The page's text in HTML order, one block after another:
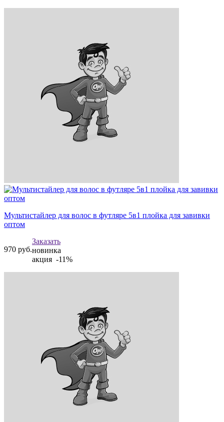
Мультистайлер для волос в футляре 5в1 плойка для завивки
оптом
970 руб.
Заказать
новинка
акция -11%